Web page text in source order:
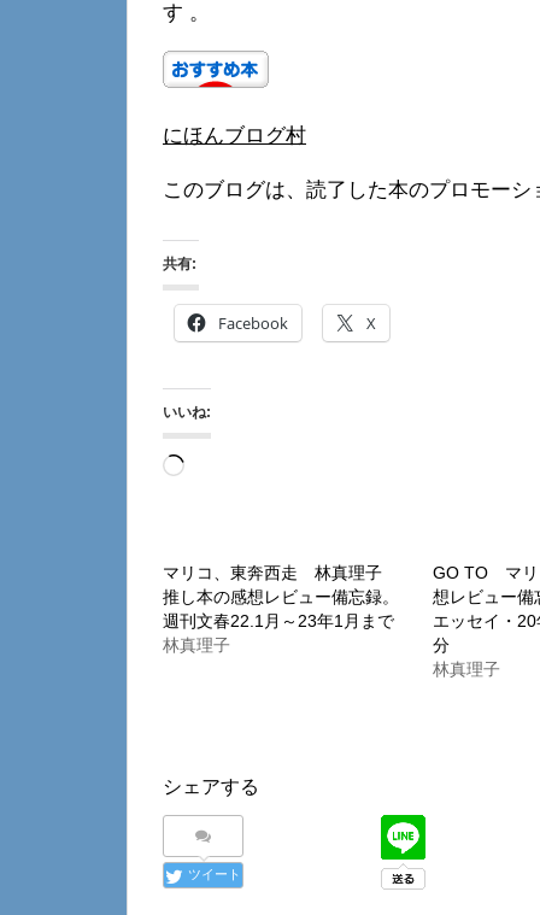
す 。
にほんブログ村
このブログは、読了した本のプロモー
共有:
Facebook X
いいね:
読
み
中…
マリコ、東奔西走 林真理子
推し本の感想レビュー備忘録。
週刊文春22.1月～23年1月まで
林真理子
GO TO マ
想レビュー
エッセイ・
分
林真理子
シェアする
ツイート